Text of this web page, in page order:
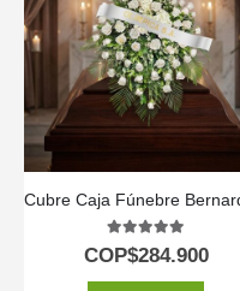
5.00out of 5
COP$284.900